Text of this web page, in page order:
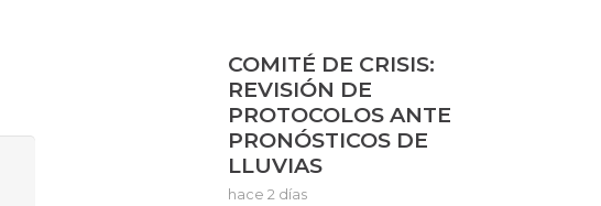
COMITÉ DE CRISIS:
REVISIÓN DE
PROTOCOLOS ANTE
PRONÓSTICOS DE
LLUVIAS
hace 2 días